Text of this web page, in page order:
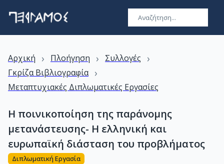
Αρχική › Πλοήγηση › Συλλογές ›
Γκρίζα Βιβλιογραφία ›
Μεταπτυχιακές Διπλωματικές Εργασίες
Η ποινικοποίηση της παράνομης
μετανάστευσης- Η ελληνική και
ευρωπαϊκή διάσταση του προβλήματος
Διπλωματική Εργασία